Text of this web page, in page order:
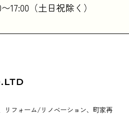
17:00（土日祝除く）
リフォーム/リノベーション、町家再